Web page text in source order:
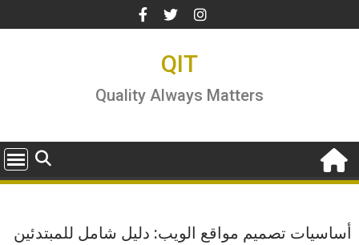
to
QIT
Quality Always Matters
أساسيات تصميم مواقع الويب: دليل شامل للمبتدئين